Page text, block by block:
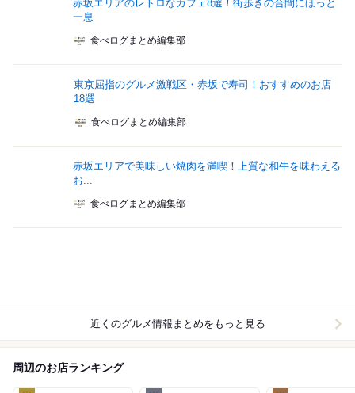
赤坂エリアのレトロなカフェ8選！街歩きの合間にほっと
一息
食べログまとめ編集部
東京屈指のグルメ激戦区・赤坂で寿司！おすすめのお店
18選
食べログまとめ編集部
赤坂エリアで美味しい焼肉を満喫！上質な和牛を味わえる
お...
食べログまとめ編集部
近くのグルメ情報まとめをもっと見る
周辺のお店ランキング